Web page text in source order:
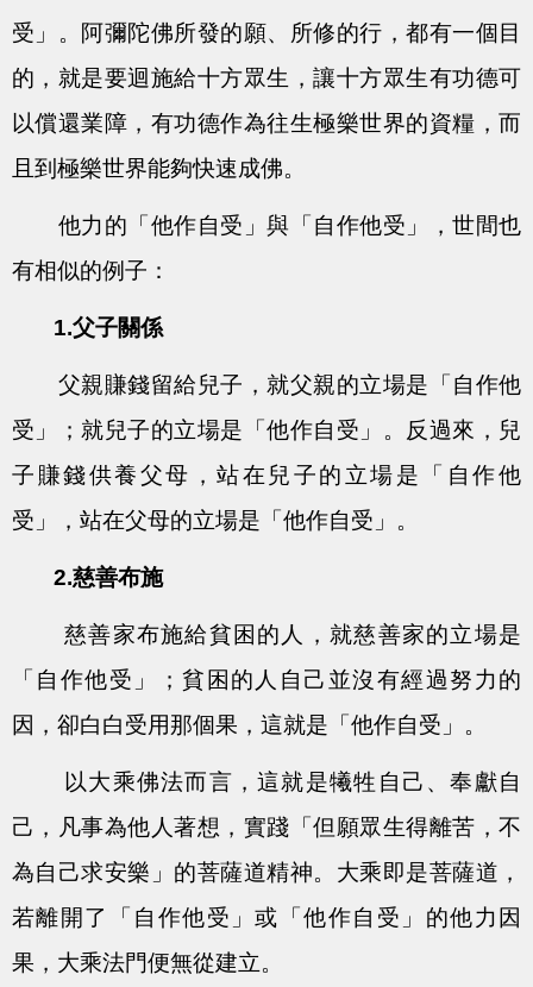
受」。阿彌陀佛所發的願、所修的行，都有一個目
的，就是要迴施給十方眾生，讓十方眾生有功德可
以償還業障，有功德作為往生極樂世界的資糧，而
且到極樂世界能夠快速成佛。
他力的「他作自受」與「自作他受」，世間也
有相似的例子：
1.父子關係
父親賺錢留給兒子，就父親的立場是「自作他
受」；就兒子的立場是「他作自受」。反過來，兒
子賺錢供養父母，站在兒子的立場是「自作他
受」，站在父母的立場是「他作自受」。
2.慈善布施
慈善家布施給貧困的人，就慈善家的立場是
「自作他受」；貧困的人自己並沒有經過努力的
因，卻白白受用那個果，這就是「他作自受」。
以大乘佛法而言，這就是犧牲自己、奉獻自
己，凡事為他人著想，實踐「但願眾生得離苦，不
為自己求安樂」的菩薩道精神。大乘即是菩薩道，
若離開了「自作他受」或「他作自受」的他力因
果，大乘法門便無從建立。